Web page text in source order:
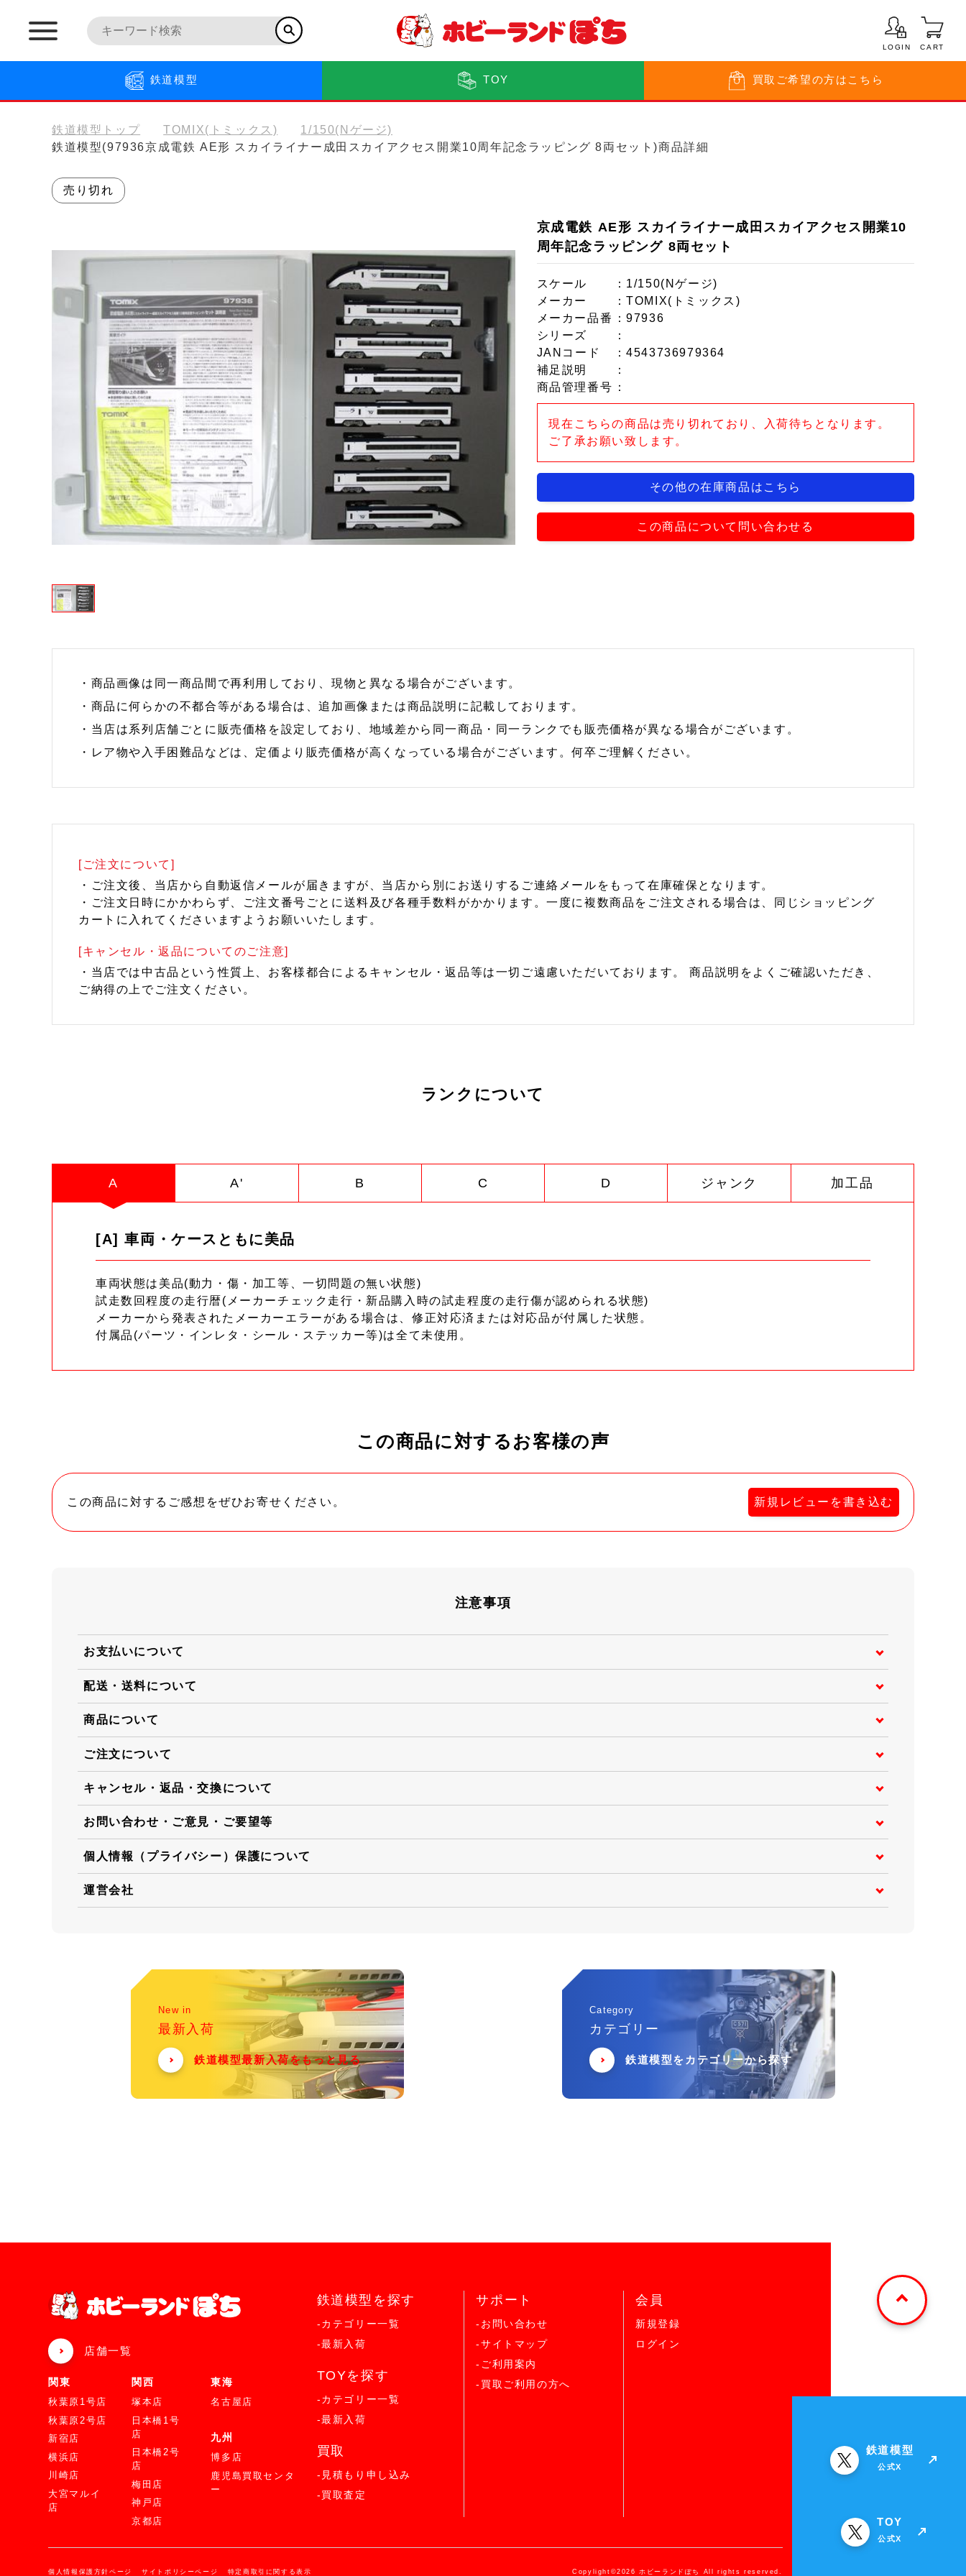
LOGIN CART
鉄道模型 TOY 買取 ご希望の方はこちら
鉄道模型トップ TOMIX(トミックス)
1/150(Nゲージ)
鉄道模型(97936京成電鉄 AE形 スカイライナー成田スカイアクセス開業10周年記念ラッピング 8両セット)商品詳細
売り切れ
京成電鉄 AE形 スカイライナー成田スカイアクセス開業10
周年記念ラッピング 8両セット
スケール
：1/150(Nゲージ)
メーカー
：TOMIX(トミックス)
メーカー品番
：97936
シリーズ
：
JANコード
：4543736979364
補足説明
：
商品管理番号 ：
現在こちらの商品は売り切れており、入荷待ちとなります。
ご了承お願い致します。
その他の在庫商品はこちら
この商品について問い合わせる
・商品画像は同一商品間で再利用しており、現物と異なる場合がございます。
・商品に何らかの不都合等がある場合は、追加画像または商品説明に記載しております。
・当店は系列店舗ごとに販売価格を設定しており、地域差から同一商品・同一ランクでも販売価格が異なる場合がございます。
・レア物や入手困難品などは、定価より販売価格が高くなっている場合がございます。何卒ご理解ください。
[ご注文について]
・ご注文後、当店から自動返信メールが届きますが、当店から別にお送りするご連絡メールをもって在庫確保となります。
・ご注文日時にかかわらず、ご注文番号ごとに送料及び各種手数料がかかります。一度に複数商品をご注文される場合は、同じショッピング
カートに入れてくださいますようお願いいたします。
[キャンセル・返品についてのご注意]
・当店では中古品という性質上、お客様都合によるキャンセル・返品等は一切ご遠慮いただいております。 商品説明をよくご確認いただき、
ご納得の上でご注文ください。
ランクについて
A A' B C D ジャンク 加工品
[A] 車両・ケースともに美品
車両状態は美品(動力・傷・加工等、一切問題の無い状態)
試走数回程度の走行暦(メーカーチェック走行・新品購入時の試走程度の走行傷が認められる状態)
メーカーから発表されたメーカーエラーがある場合は、修正対応済または対応品が付属した状態。
付属品(パーツ・インレタ・シール・ステッカー等)は全て未使用。
この商品に対するお客様の声
この商品に対するご感想をぜひお寄せください。 新規レビューを書き込む
注意事項
お支払いについて
配送・送料について
商品について
ご注文について
キャンセル・返品・交換について
お問い合わせ・ご意見・ご要望等
個人情報（プライバシー）保護について
運営会社
New in
最新入荷
鉄道模型最新入荷をもっと見る
Category
カテゴリー
鉄道模型をカテゴリーから探す
店舗一覧
関東
秋葉原1号店
秋葉原2号店
新宿店
横浜店
川崎店
大宮マルイ
店
関西
塚本店
日本橋1号
店
日本橋2号
店
梅田店
神戸店
京都店
東海
名古屋店
九州
博多店
鹿児島買取センタ
ー
鉄道模型を探す
-カテゴリー一覧
-最新入荷
TOYを探す
-カテゴリー一覧
-最新入荷
買取
-見積もり申し込み
-買取査定
サポート
-お問い合わせ
-サイトマップ
-ご利用案内
-買取ご利用の方へ
会員
新規登録
ログイン
個人情報保護方針ページ サイトポリシーページ 特定商取引に関する表示 Copylight©2026 ホビーランドぽち All rights reserved.
鉄道模型
公式X
TOY
公式X